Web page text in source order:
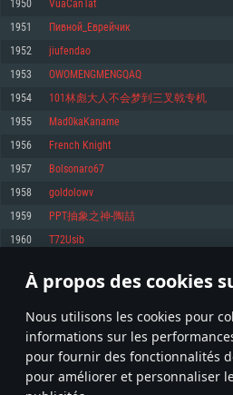
À propos des cookies
Nous utilisons les cookies pour
informations sur les
pour fournir des fonctionnalités
pour améliorer et personnaliser
Mémoire: 4 GB
Carte graphique supportant DirectX 11:
GeForce GTX 660. La résolution minimale
Connection: Connexion Internet à haut débit
Disque dur: 23.1 Go (client minimal)
Recommandée
1060 et plus, Radeon RX 570 et plus.
Disque dur: 75.9 Go (client complet)
Mémoire: 6 GB
Carte graphique: Intel Iris Pro 5200 (Mac),
résolution minimale supportée par le jeu est
Connection: Connexion Internet à haut débit
Disque dur: 62,2 Go (client minimal)
Recommandée
OS: Mac OS Big Sur 11.0 ou plus récent
Processeur: Core i7 (Les processeurs Intel
Mémoire: 8 GB
Carte graphique: Radeon Vega II ou plus
Disque dur: 62,2 Go (client complet)
Mémoire: 4 GB
Carte graphique: NVIDIA 660 avec les
de même pour AMD (La résolution
720p)
Connection: Connexion Internet à haut débit
Disque dur: 62,2 Go (client minimal)
Recommandée
OS: Ubuntu 20.04 64bit
Processeur: Intel Core i7
Mémoire: 8 GB
Carte graphique: NVIDIA 1060 avec les
6 mois et supportant Vulkan
Connection: Connexion Internet à haut débit
Disque dur: 60,2 Go (client complet)
1950 VuaCanTat
1951 Пивной_Еврейчик
1952 jiufendao
1953 OWOMENGMENGQAQ
1954 101林彪大人不会梦到三叉戟专机
1955 Mad0kaKaname
1956 French Knight
1957 Bolsonaro67
1958 goldolowv
1959 PPT抽象之神-陶喆
1960 T72Usib
* Classement mis à jour quotidiennement
97 98 99